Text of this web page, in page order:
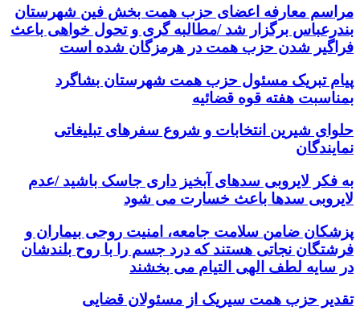
مراسم معارفه اعضای حزب همت بخش فین شهرستان
بندرعباس برگزار شد /مطالبه گری و تحول خواهی باعث
فراگیر شدن حزب همت در هرمزگان شده است
پیام تبریک مسئول حزب همت شهرستان بشاگرد
بمناسبت هفته قوه قضائیه
حلوای شیرین انتخابات و شروع سفرهای تبلیغاتی
نمایندگان
به فکر لایروبی سدهای آبخیز داری جاسک باشید /عدم
لایروبی سدها باعث خسارت می شود
پزشکان ضامن سلامت جامعه، امنیت روحی بیماران و
فرشتگان نجاتی هستند که درد جسم را با روح بلندشان
در سایه لطف الهی التیام می بخشند
تقدیر حزب همت سیریک از مسئولان قضایی